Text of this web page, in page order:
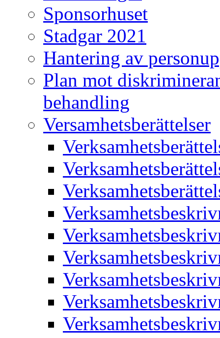
Sponsorhuset
Stadgar 2021
Hantering av
Plan mot
behandling
Versamhetsberättelser